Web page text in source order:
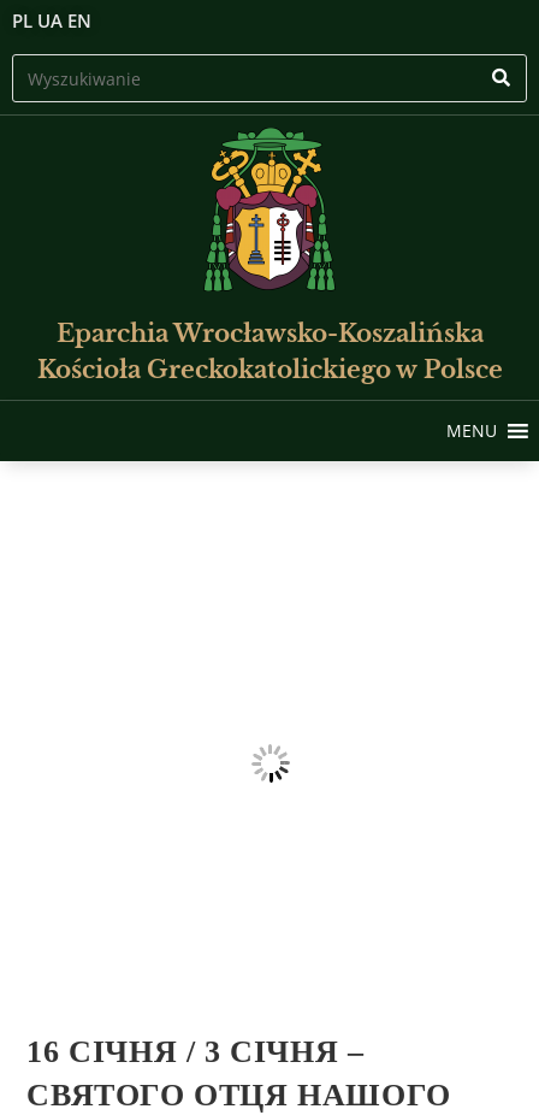
PL UA EN
Eparchia Wrocławsko-Koszalińska
Kościoła Greckokatolickiego w Polsce
MENU
16 СІЧНЯ / 3 СІЧНЯ –
CВЯТОГО ОТЦЯ НАШОГО